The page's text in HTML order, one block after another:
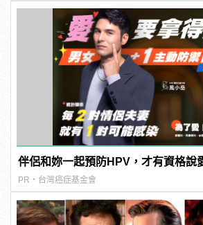
伴侶和妳一起預防HPV，才有資格說
PR・台灣癌症基金會